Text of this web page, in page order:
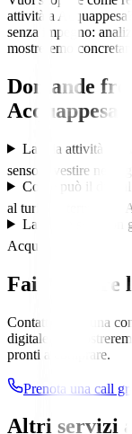
attività a
senza impegno:
mostreremo
Domande
Acquappesa
La mia attività ad
senso investire nel
Come può il
al turismo termale di
Lavorate solo con
Acquappesa?
Fai crescere
Contattaci per una
digitale e ti
pronti a comprare.
Prenota una call
Altri servizi a